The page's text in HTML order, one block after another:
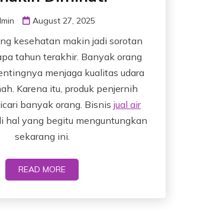
August 27, 2025
kesehatan makin jadi sorotan
tahun terakhir. Banyak orang
menjaga kualitas udara
Karena itu, produk penjernih
banyak orang. Bisnis jual air
hal yang begitu menguntungkan
sekarang ini.
READ MORE